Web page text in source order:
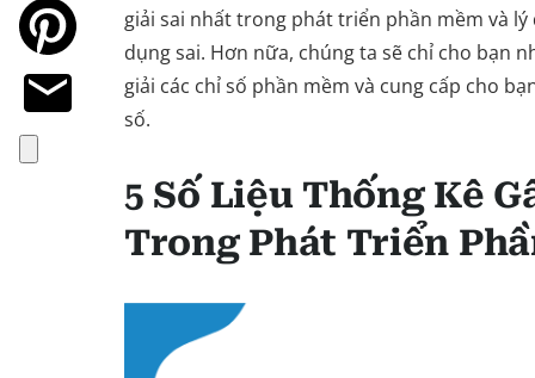
giải sai nhất trong phát triển phần mềm và
dụng sai. Hơn nữa, chúng ta sẽ chỉ cho bạn
giải các chỉ số phần mềm và cung cấp cho
số.
5 Số Liệu Thống Kê
Trong Phát Triển